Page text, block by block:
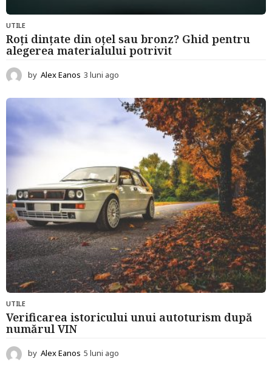
UTILE
Roți dințate din oțel sau bronz? Ghid pentru
alegerea materialului potrivit
by Alex Eanos 3 luni ago
u
n
UTILE
Verificarea istoricului unui autoturism după
numărul VIN
by Alex Eanos 5 luni ago